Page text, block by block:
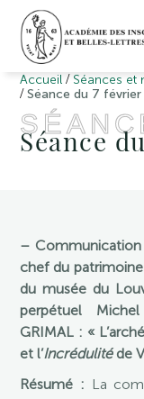
Accueil / Séances et
/Séance du 7
Séance
– Communication
chef du
du musée du
perpétuel
GRIMAL : «
et l’Incrédulitéde
Résumé : La